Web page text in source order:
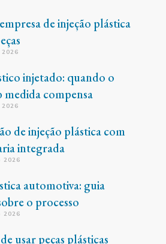
de injeção plástica
injetado: quando o
medida compensa
de injeção plástica com
integrada
2026
automotiva: guia
o processo
2026
usar peças plásticas